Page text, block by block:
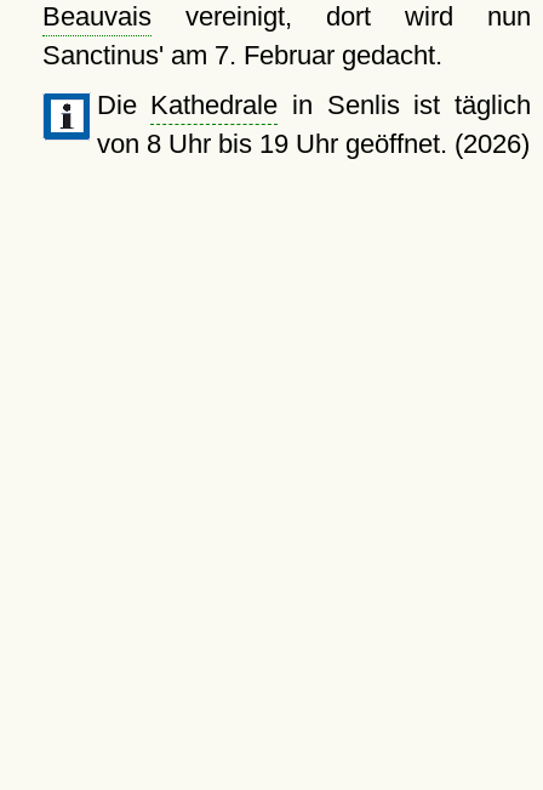
Beauvaisvereinigt, dort wird nun
Sanctinus' am 7. Februar gedacht.
Die Kathedrale in Senlis ist täglich
von 8 Uhr bis 19 Uhr geöffnet. (2026)